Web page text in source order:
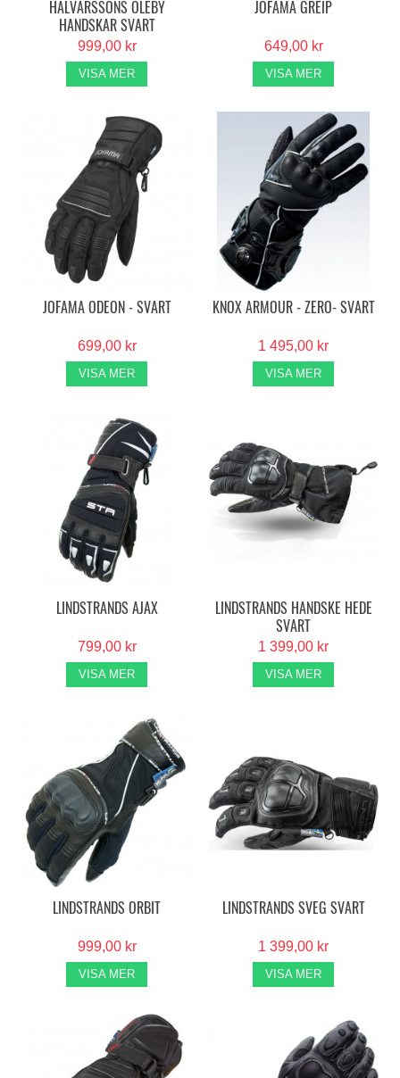
HALVARSSONS OLEBY
HANDSKAR SVART
999,00 kr
VISA MER
JOFAMA GREIP
649,00 kr
VISA MER
JOFAMA ODEON - SVART
699,00 kr
VISA MER
KNOX ARMOUR - ZERO- SVART
1 495,00 kr
VISA MER
LINDSTRANDS AJAX
799,00 kr
VISA MER
LINDSTRANDS HANDSKE HEDE
SVART
1 399,00 kr
VISA MER
LINDSTRANDS ORBIT
999,00 kr
VISA MER
LINDSTRANDS SVEG SVART
1 399,00 kr
VISA MER